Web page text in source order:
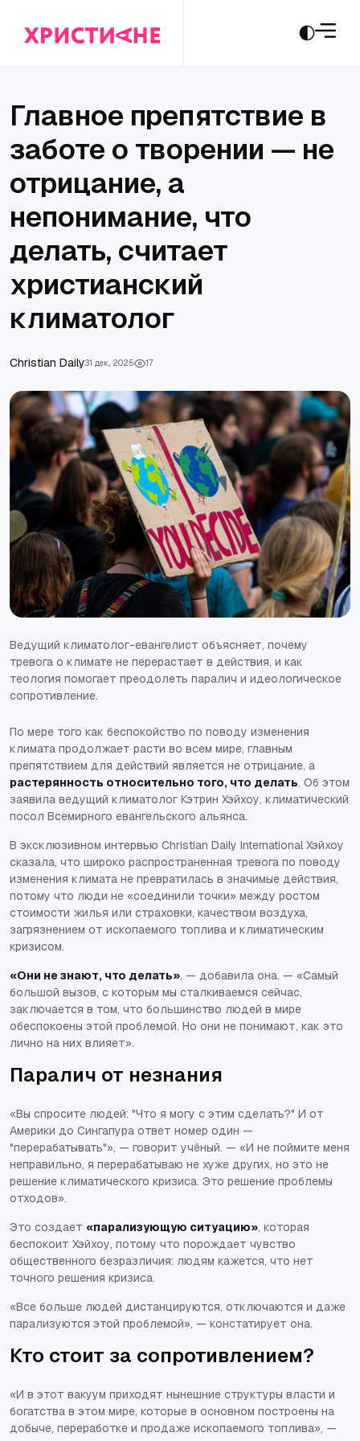
Главное препятствие в
заботе о творении — не
отрицание, а
непонимание, что
делать, считает
христианский
климатолог
Christian Daily31 дек., 2025 17
Ведущий климатолог-евангелист объясняет, почему
тревога о климате не перерастает в действия, и как
теология помогает преодолеть паралич и идеологическое
сопротивление.
По мере того как беспокойство по поводу изменения
климата продолжает расти во всем мире, главным
препятствием для действий является не отрицание, а
растерянность относительно того, что делать. Об этом
заявила ведущий климатолог Кэтрин Хэйхоу, климатический
посол Всемирного евангельского альянса.
В эксклюзивном интервью Christian Daily International Хэйхоу
сказала, что широко распространенная тревога по поводу
изменения климата не превратилась в значимые действия,
потому что люди не «соединили точки» между ростом
стоимости жилья или страховки, качеством воздуха,
загрязнением от ископаемого топлива и климатическим
кризисом.
«Они не знают, что делать», — добавила она. — «Самый
большой вызов, с которым мы сталкиваемся сейчас,
заключается в том, что большинство людей в мире
обеспокоены этой проблемой. Но они не понимают, как это
лично на них влияет».
Паралич от незнания
«Вы спросите людей: "Что я могу с этим сделать?" И от
Америки до Сингапура ответ номер один —
"перерабатывать"», — говорит учёный. — «И не поймите меня
неправильно, я перерабатываю не хуже других, но это не
решение климатического кризиса. Это решение проблемы
отходов».
Это создает «парализующую ситуацию», которая
беспокоит Хэйхоу, потому что порождает чувство
общественного безразличия: людям кажется, что нет
точного решения кризиса.
«Все больше людей дистанцируются, отключаются и даже
парализуются этой проблемой», — констатирует она.
Кто стоит за сопротивлением?
«И в этот вакуум приходят нынешние структуры власти и
богатства в этом мире, которые в основном построены на
добыче, переработке и продаже ископаемого топлива», —